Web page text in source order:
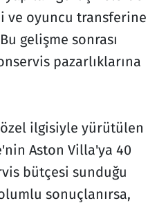
ve oyuncu transferine
gelişme sonrası
pazarlıklarına
özel ilgisiyle yürütülen
Aston Villa'ya 40
bütçesi sunduğu
sonuçlanırsa,